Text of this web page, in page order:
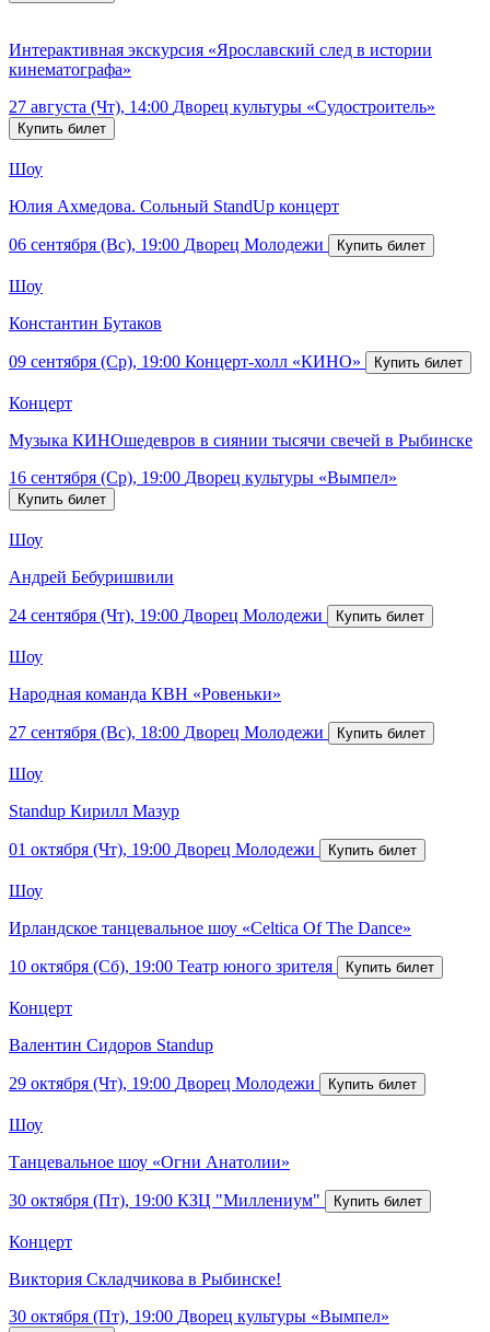
Интерактивная экскурсия «Ярославский след в истории
кинематографа»
27 августа (Чт), 14:00 Дворец культуры «Судостроитель»
Шоу
Юлия Ахмедова. Сольный StandUp концерт
06 сентября (Вс), 19:00 Дворец Молодежи
Шоу
Константин Бутаков
09 сентября (Ср), 19:00 Концерт-холл «КИНО»
Концерт
Музыка КИНОшедевров в сиянии тысячи свечей в Рыбинске
16 сентября (Ср), 19:00 Дворец культуры «Вымпел»
Шоу
Андрей Бебуришвили
24 сентября (Чт), 19:00 Дворец Молодежи
Шоу
Народная команда КВН «Ровеньки»
27 сентября (Вс), 18:00 Дворец Молодежи
Шоу
Standup Кирилл Мазур
01 октября (Чт), 19:00 Дворец Молодежи
Шоу
Ирландское танцевальное шоу «Celtica Of The Dance»
10 октября (Сб), 19:00 Театр юного зрителя
Концерт
Валентин Сидоров Standup
29 октября (Чт), 19:00 Дворец Молодежи
Шоу
Танцевальное шоу «Огни Анатолии»
30 октября (Пт), 19:00 КЗЦ "Миллениум"
Концерт
Виктория Складчикова в Рыбинске!
30 октября (Пт), 19:00 Дворец культуры «Вымпел»